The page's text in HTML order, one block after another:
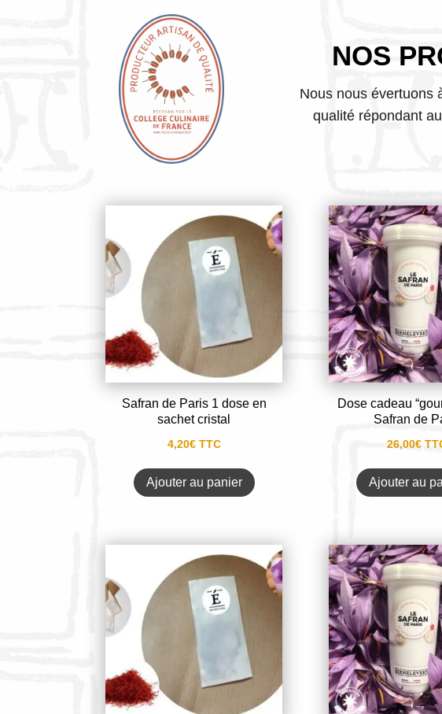
NOS
Nous nous évertuons
qualité répondant
Safran de Paris 1 dose en
sachet cristal
4,20€ TTC
Ajouter au panier
Dose cadeau
Safran de
26,00€
Ajouter au